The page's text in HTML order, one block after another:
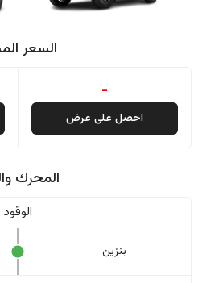
السعر
-
احصل على عرض
المحرك
الوقود
بنزين